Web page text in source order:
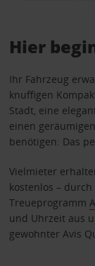
Hier
Ihr Fahrzeug
knuffigen
Stadt, eine
einen
benötigen: Das
Vielmieter
kostenlos –
Treueprogramm
und Uhrzeit aus
gewohnter Avis